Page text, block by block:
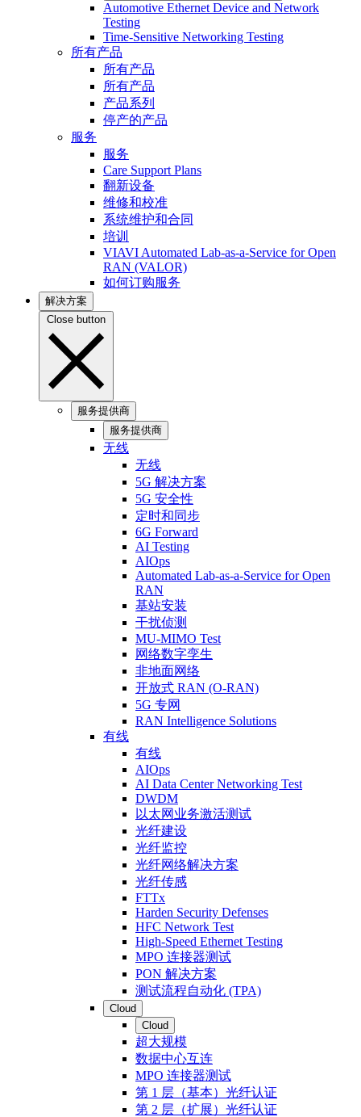
Automotive Ethernet Device and Network
Testing
Time-Sensitive Networking Testing
所有产品
所有产品
所有产品
产品系列
停产的产品
服务
服务
Care Support Plans
翻新设备
维修和校准
系统维护和合同
培训
VIAVI Automated Lab-as-a-Service for Open
RAN (VALOR)
如何订购服务
解决方案
Close button
服务提供商
服务提供商
无线
无线
5G 解决方案
5G 安全性
定时和同步
6G Forward
AI Testing
AIOps
Automated Lab-as-a-Service for Open
RAN
基站安装
干扰侦测
MU-MIMO Test
网络数字孪生
非地面网络
开放式 RAN (O-RAN)
5G 专网
RAN Intelligence Solutions
有线
有线
AIOps
AI Data Center Networking Test
DWDM
以太网业务激活测试
光纤建设
光纤监控
光纤网络解决方案
光纤传感
FTTx
Harden Security Defenses
HFC Network Test
High-Speed Ethernet Testing
MPO 连接器测试
PON 解决方案
测试流程自动化 (TPA)
Cloud
Cloud
超大规模
数据中心互连
MPO 连接器测试
第 1 层（基本）光纤认证
第 2 层（扩展）光纤认证